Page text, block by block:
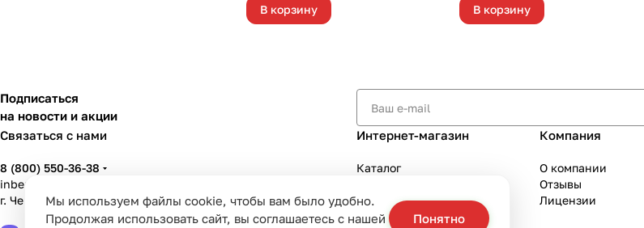
Мы используем файлы cookie, чтобы вам было удобно.
Продолжая использовать сайт, вы соглашаетесь с нашей
Понятно
В корзину В корзину
Подписаться
на новости и акции
Связаться с нами
8 (800) 550-36-38
inbenzo35@list.ru
г. Череповец, ул. Вологодская, д. 50А
Интернет-магазин
Каталог
Бренды
Услуги
Компания
О компании
Отзывы
Лицензии